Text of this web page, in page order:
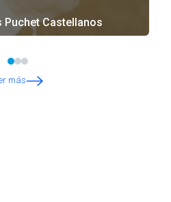
Puchet Castellanos
más